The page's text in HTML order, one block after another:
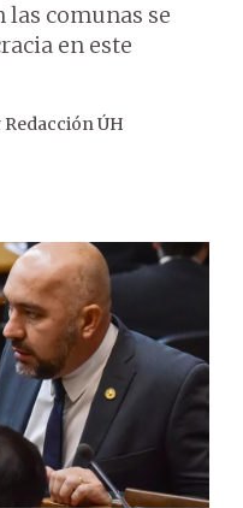
comunas se
en este
Redacción ÚH